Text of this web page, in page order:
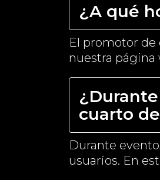
¿A qué
El promotor de
nuestra página
cuarto
Durante
usuarios. En